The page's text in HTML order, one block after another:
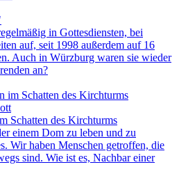
in Gottesdiensten, bei
auf, seit 1998 außerdem auf 16
Auch in Würzburg waren sie wieder
an?
Schatten des Kirchturms
einem Dom zu leben und zu
Wir haben Menschen getroffen, die
sind. Wie ist es, Nachbar einer